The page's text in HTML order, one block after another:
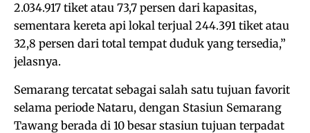
2.034.917 tiket atau 73,7 persen dari kapasitas,
sementara kereta api lokal terjual 244.391 tiket atau
32,8 persen dari total tempat duduk yang tersedia,”
jelasnya.
Semarang tercatat sebagai salah satu tujuan favorit
selama periode Nataru, dengan Stasiun Semarang
Tawang berada di 10 besar stasiun tujuan terpadat